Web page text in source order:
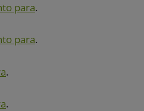
para.
para.
.
.